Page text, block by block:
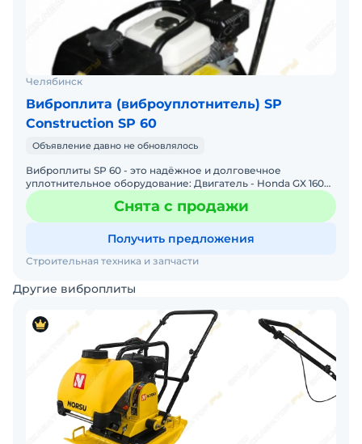
Челябинск
Виброплита (виброуплотнитель) SP
Construction SP 60
Объявление давно не обновлялось
Виброплиты SP 60 - это надёжное и долговечное
уплотнительное оборудование: Двигатель - Honda GX 160
Вибросила - от 10,5 кН Гарантия, сервис, доставка во все
Снята с продажи
Получить предложения
Строительная техника и запчасти
Другие виброплиты